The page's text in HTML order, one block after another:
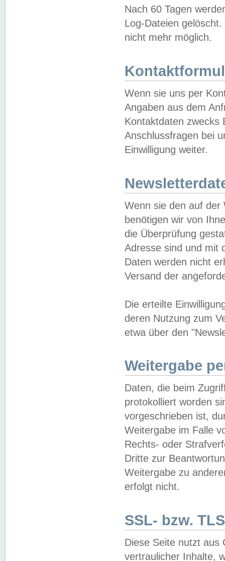
Nach 60 Tagen
Log-Dateien
nicht mehr möglich.
Wenn sie uns per
Angaben aus dem
Kontaktdaten zwecks
Anschlussfragen bei
Einwilligung weiter.
Wenn sie den auf der
benötigen wir von
die Überprüfung
Adresse sind und mit
Daten werden nicht
Versand der
Die erteilte
deren Nutzung zum
etwa über den
Weitergabe
Daten, die beim
protokolliert worden
vorgeschrieben ist,
Weitergabe im Falle
Rechts- oder
Dritte zur
Weitergabe zu
erfolgt nicht.
SSL- bzw.
Diese Seite nutzt aus
vertraulicher Inhalte,